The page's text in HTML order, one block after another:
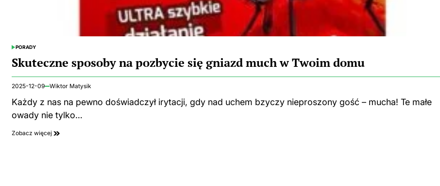
POSTED
PORADY
Skuteczne sposoby na pozbycie się gniazd much w Twoim domu
2025-12-09 Wiktor Matysik
Każdy z nas na pewno doświadczył irytacji, gdy nad uchem bzyczy nieproszony gość – mucha! Te małe
owady nie tylko…
Zobacz więcej